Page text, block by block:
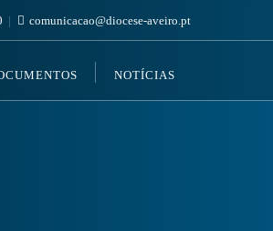
comunicacao@diocese-aveiro.pt
NOTÍCIAS